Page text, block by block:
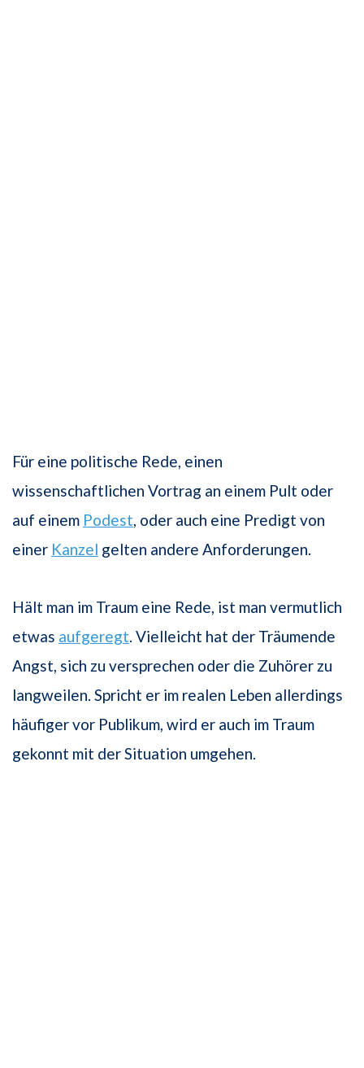
Für eine politische Rede, einen
wissenschaftlichen Vortrag an einem Pult oder
auf einem Podest, oder auch eine Predigt von
einer Kanzel gelten andere Anforderungen.
Hält man im Traum eine Rede, ist man vermutlich
etwas aufgeregt. Vielleicht hat der Träumende
Angst, sich zu versprechen oder die Zuhörer zu
langweilen. Spricht er im realen Leben allerdings
häufiger vor Publikum, wird er auch im Traum
gekonnt mit der Situation umgehen.